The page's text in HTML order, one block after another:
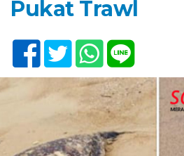
Pukat Trawl